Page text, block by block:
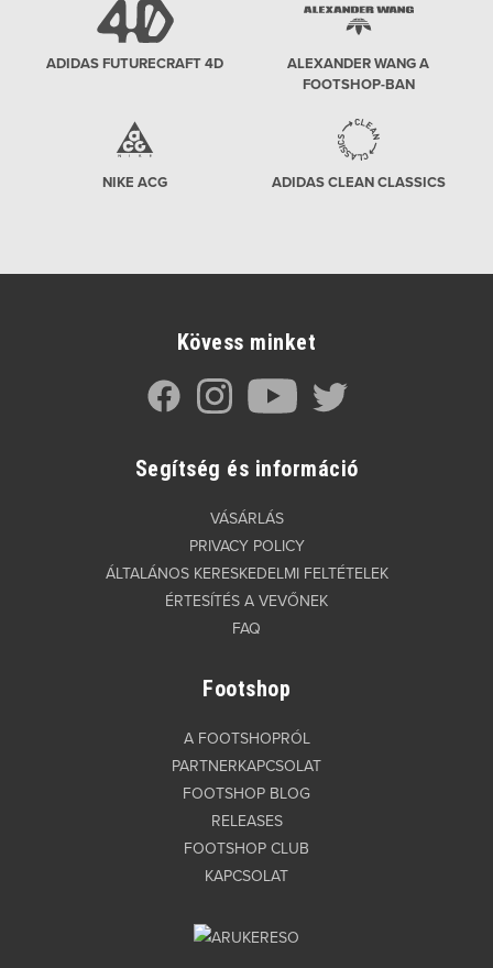
ADIDAS FUTURECRAFT 4D
ALEXANDER WANG A
FOOTSHOP-BAN
NIKE ACG ADIDAS CLEAN CLASSICS
Kövess minket
Segítség és információ
VÁSÁRLÁS
PRIVACY POLICY
ÁLTALÁNOS KERESKEDELMI FELTÉTELEK
ÉRTESÍTÉS A VEVŐNEK
FAQ
Footshop
A FOOTSHOPRÓL
PARTNERKAPCSOLAT
FOOTSHOP BLOG
RELEASES
FOOTSHOP CLUB
KAPCSOLAT